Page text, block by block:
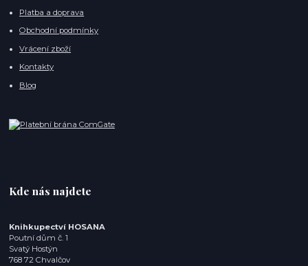
Platba a doprava
Obchodní podmínky
Vrácení zboží
Kontakty
Blog
Kde nás najdete
Knihkupectví HOSANA
Poutní dům č. 1
Svatý Hostýn
768 72 Chvalčov